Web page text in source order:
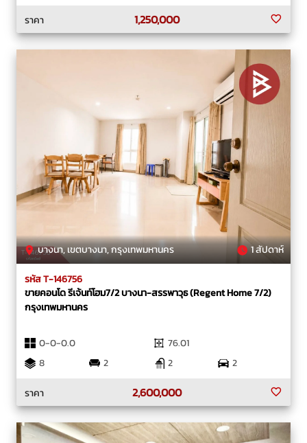
ราคา 1,250,000
บางนา, เขตบางนา, กรุงเทพมหานคร 1 สัปดาห์
รหัส T-146756
ขายคอนโด รีเจ้นท์โฮม7/2 บางนา-​สรรพาวุธ (Regent Home 7/2)
กรุงเทพมหานคร
0-0-0.0
76.01
8
2 2
2
ราคา
2,600,000